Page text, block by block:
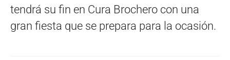
tendrá su fin en Cura Brochero con una
gran fiesta que se prepara para la ocasión.